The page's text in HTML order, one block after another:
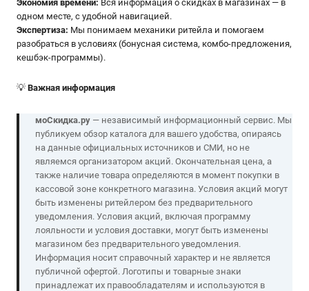
Экономия времени: Вся информация о скидках в магазинах — в
одном месте, с удобной навигацией.
Экспертиза: Мы понимаем механики ритейла и помогаем
разобраться в условиях (бонусная система, комбо-предложения,
кешбэк-программы).
💡 Важная информация
моСкидка.ру— независимый информационный сервис. Мы
публикуем обзор каталога для вашего удобства, опираясь
на данные официальных источников и СМИ, но не
являемся организатором акций. Окончательная цена, а
также наличие товара определяются в момент покупки в
кассовой зоне конкретного магазина. Условия акций могут
быть изменены ритейлером без предварительного
уведомления. Условия акций, включая программу
лояльности и условия доставки, могут быть изменены
магазином без предварительного уведомления.
Информация носит справочный характер и не является
публичной офертой. Логотипы и товарные знаки
принадлежат их правообладателям и используются в